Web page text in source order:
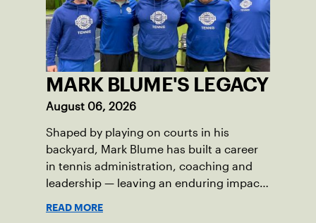
MARK BLUME'S LEGACY
August 06, 2026
Shaped by playing on courts in his
backyard, Mark Blume has built a career
in tennis administration, coaching and
leadership — leaving an enduring impact
READ MORE